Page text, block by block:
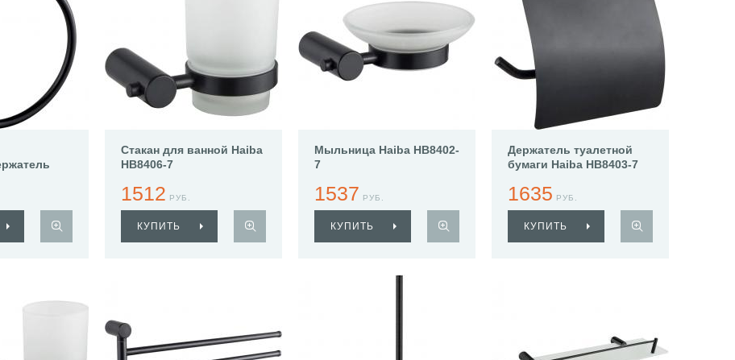
Стакан для ванной Haiba
HB8406-7
1512 РУБ.
КУПИТЬ
Мыльница Haiba HB8402-
7
1537 РУБ.
КУПИТЬ
Держатель туалетной
бумаги Haiba HB8403-7
1635 РУБ.
КУПИТЬ